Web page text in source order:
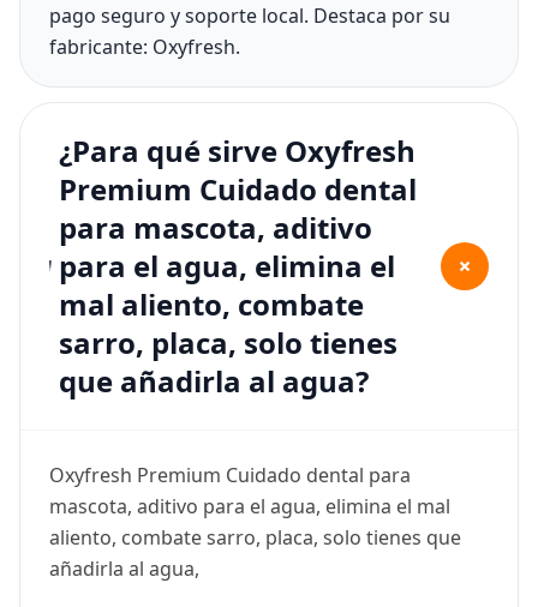
pago seguro y soporte local. Destaca por su
fabricante: Oxyfresh.
¿Para qué sirve Oxyfresh
Premium Cuidado dental
para mascota, aditivo
para el agua, elimina el
mal aliento, combate
sarro, placa, solo tienes
que añadirla al agua?
+
Oxyfresh Premium Cuidado dental para
mascota, aditivo para el agua, elimina el mal
aliento, combate sarro, placa, solo tienes que
añadirla al agua,